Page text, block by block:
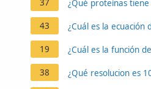
¿Qué proteínas
43 ¿Cuál es la ecuación
19 ¿Cuál es la función
38 ¿Qué resolucion es